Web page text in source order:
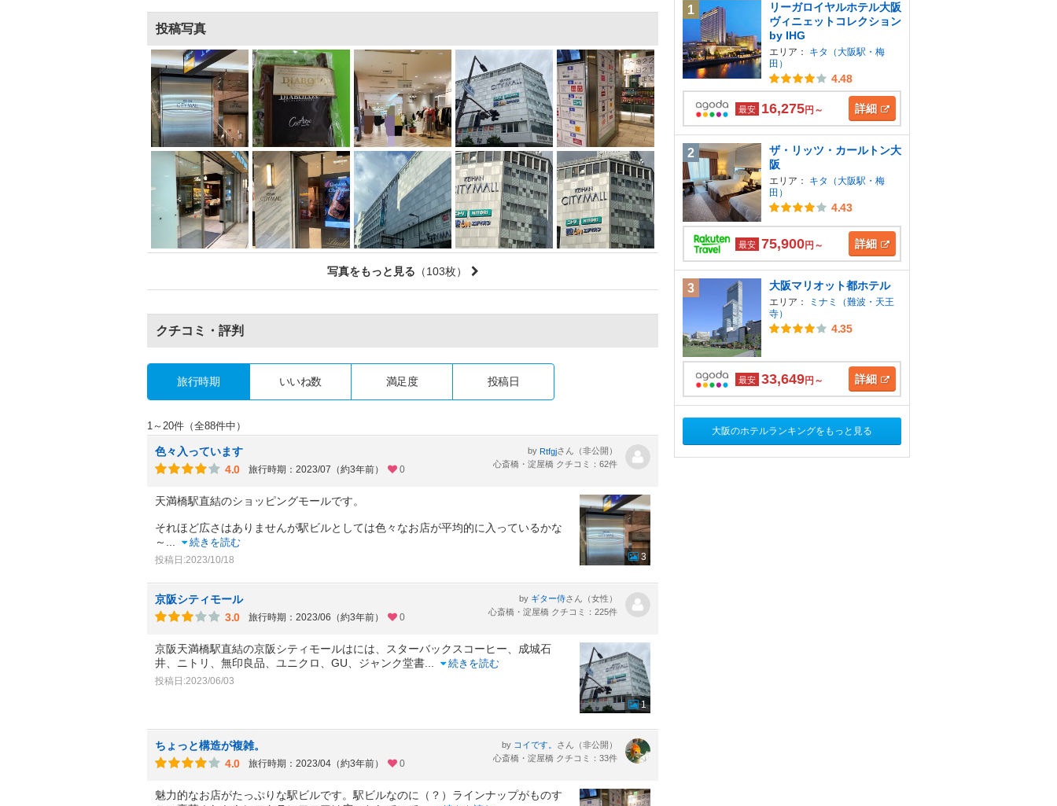
投稿写真
写真をもっと見る （103枚）
クチコミ・評判
旅行時期 いいね数 満足度 投稿日
1～20件（全88件中）
色々入っています
4.0
旅行時期：2023/07（約3年前） 0
by Rtfgjさん（非公開）
心斎橋・淀屋橋 クチコミ：62件
天満橋駅直結のショッピングモールです。
それほど広さはありませんが駅ビルとしては色々なお店が平均的に入っているかな
～
続きを読む
投稿日:2023/10/18 3
京阪シティモール
3.0
旅行時期：2023/06（約3年前） 0
by ギター侍さん（女性）
心斎橋・淀屋橋 クチコミ：225件
京阪天満橋駅直結の京阪シティモールはには、スターバックスコーヒー、成城石
井、ニトリ、無印良品、ユニクロ、GU、ジャンク堂書
続きを読む
投稿日:2023/06/03
1
ちょっと構造が複雑。
4.0
旅行時期：2023/04（約3年前） 0
by コイです。 さん（非公開）
心斎橋・淀屋橋 クチコミ：33件
魅力的なお店がたっぷりな駅ビルです。駅ビルなのに（？）ラインナップがものす
1
リーガロイヤルホテル大阪
ヴィニェットコレクション
by IHG
エリア： キタ（大阪駅・梅
田）
4.48
最安 16,275円～ 詳細
2
ザ・リッツ・カールトン大
阪
エリア： キタ（大阪駅・梅
田）
4.43
最安 75,900円～ 詳細
3 大阪マリオット都ホテル
エリア：
ミナミ（難波・天王
寺）
4.35
最安 33,649円～ 詳細
大阪のホテルランキングをもっと見る